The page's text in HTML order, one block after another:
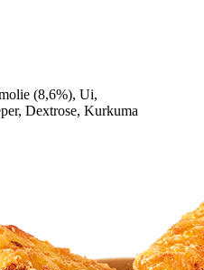
(8,6%), Ui,
Dextrose, Kurkuma